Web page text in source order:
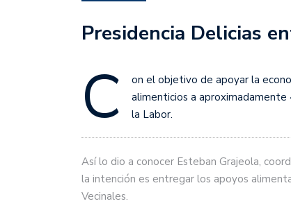
Presidencia Delicias
C
on el objetivo de apoyar la
alimenticios a aproximadamente
la Labor.
Así lo dio a conocer Esteban Grajeola,
la intención es entregar los apoyos
Vecinales.